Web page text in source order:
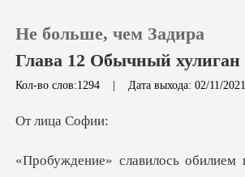
Пополнить
Не больше, чем Задира
Глава 12 Обычный хулиган
Кол-во слов:1294 | Дата выхода: 02/11/2021
ица